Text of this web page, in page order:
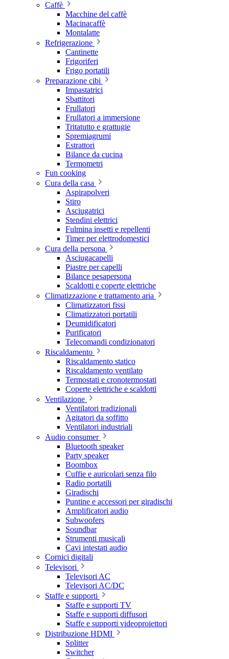
Caffè
Macchine del caffè
Macinacaffè
Montalatte
Refrigerazione
Cantinette
Frigoriferi
Frigo portatili
Preparazione cibi
Impastatrici
Sbattitori
Frullatori
Frullatori a immersione
Tritatutto e grattugie
Spremiagrumi
Estrattori
Bilance da cucina
Termometri
Fun cooking
Cura della casa
Aspirapolveri
Stiro
Asciugatrici
Stendini elettrici
Fulmina insetti e repellenti
Timer per elettrodomestici
Cura della persona
Asciugacapelli
Piastre per capelli
Bilance pesapersona
Scaldotti e coperte elettriche
Climatizzazione e trattamento aria
Climatizzatori fissi
Climatizzatori portatili
Deumidificatori
Purificatori
Telecomandi condizionatori
Riscaldamento
Riscaldamento statico
Riscaldamento ventilato
Termostati e cronotermostati
Coperte elettriche e scaldotti
Ventilazione
Ventilatori tradizionali
Agitatori da soffitto
Ventilatori industriali
Audio consumer
Bluetooth speaker
Party speaker
Boombox
Cuffie e auricolari senza filo
Radio portatili
Giradischi
Puntine e accessori per giradischi
Amplificatori audio
Subwoofers
Soundbar
Strumenti musicali
Cavi intestati audio
Cornici digitali
Televisori
Televisori AC
Televisori AC/DC
Staffe e supporti
Staffe e supporti TV
Staffe e supporti diffusori
Staffe e supporti videoproiettori
Distribuzione HDMI
Splitter
Switcher